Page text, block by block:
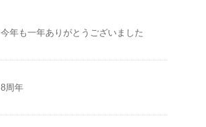
今年も一年ありがとうございました
8周年